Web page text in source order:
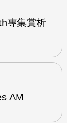
專集賞析
AM